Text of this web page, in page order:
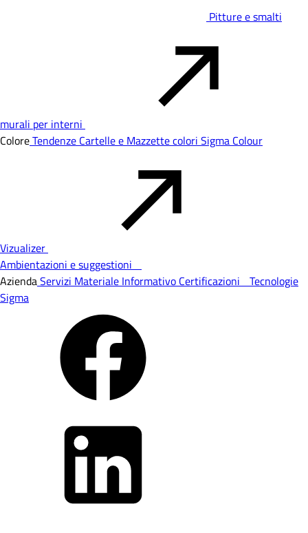
Pitture e smalti
murali per interni
ColoreTendenze Cartelle e Mazzette colori Sigma Colour
Vizualizer
Ambientazioni e suggestioni
AziendaServizi Materiale Informativo Certificazioni Tecnologie
Sigma